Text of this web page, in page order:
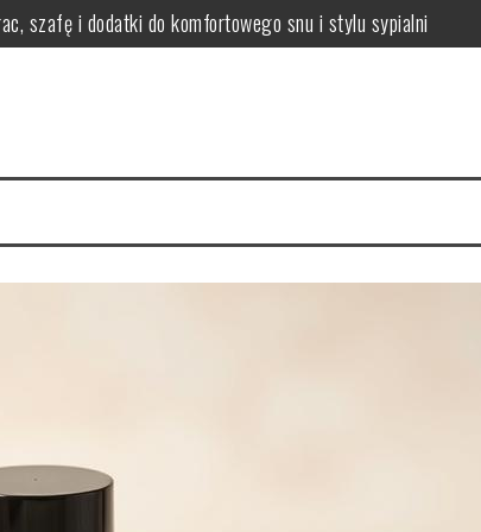
szafę i dodatki do komfortowego snu i stylu sypialni
wskazówki i porady
i łagodzić?
na zdrową skórę